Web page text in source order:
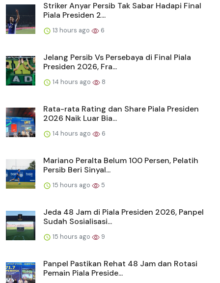
Striker Anyar Persib Tak Sabar Hadapi Final
Piala Presiden 2...
13 hours ago 6
Jelang Persib Vs Persebaya di Final Piala
Presiden 2026, Fra...
14 hours ago 8
Rata-rata Rating dan Share Piala Presiden
2026 Naik Luar Bia...
14 hours ago 6
Mariano Peralta Belum 100 Persen, Pelatih
Persib Beri Sinyal...
15 hours ago 5
Jeda 48 Jam di Piala Presiden 2026, Panpel
Sudah Sosialisasi...
15 hours ago 9
Panpel Pastikan Rehat 48 Jam dan Rotasi
Pemain Piala Preside...